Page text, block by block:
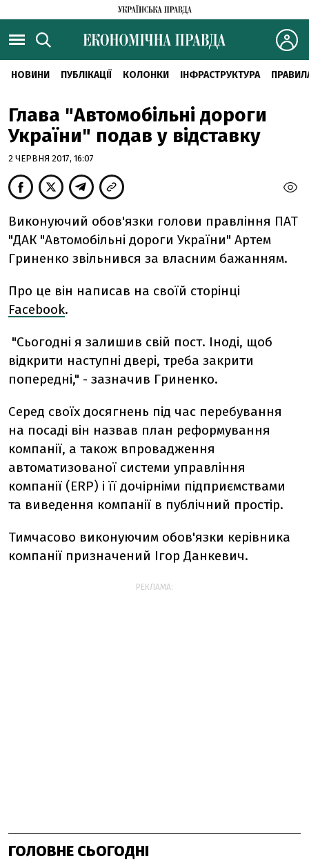
НОВИНИ ПУБЛІКАЦІЇ КОЛОНКИ ІНФРАСТРУКТУРА
Глава "Автомобільні дороги
України" подав у відставку
2 ЧЕРВНЯ 2017, 16:07
Виконуючий обов'язки голови правління ПАТ
"ДАК "Автомобільні дороги України" Артем
Гриненко звільнився за власним бажанням.
Про це він написав на своїй сторінці
Facebook.
"Сьогодні я залишив свій пост. Іноді, щоб
відкрити наступні двері, треба закрити
попередні," - зазначив Гриненко.
Серед своїх досягнень під час перебування
на посаді він назвав план реформування
компанії, а також впровадження
автоматизованої системи управління
компанії (ERP) і її дочірніми підприємствами
та виведення компанії в публічний простір.
Тимчасово виконуючим обов'язки керівника
компанії призначений Ігор Данкевич.
РЕКЛАМА:
ГОЛОВНЕ СЬОГОДНІ